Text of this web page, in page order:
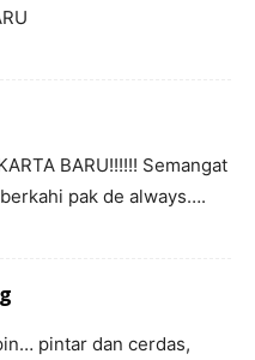
BARU!!!!!! Semangat
pak de always….
pintar dan cerdas,